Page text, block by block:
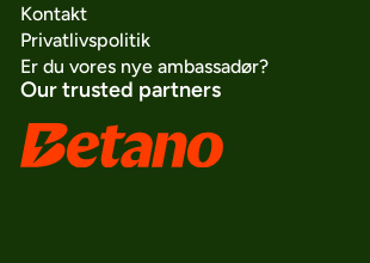
Kontakt
Privatlivspolitik
Er du vores nye ambassadør?
Our trusted partners